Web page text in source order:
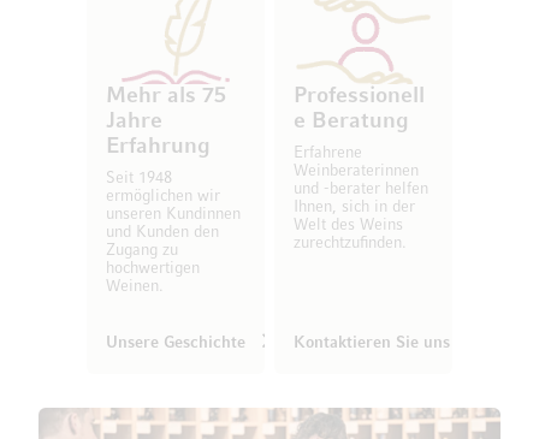
Mehr als 75
Jahre
Erfahrung
Seit 1948
ermöglichen wir
unseren Kundinnen
und Kunden den
Zugang zu
hochwertigen
Weinen.
Unsere Geschichte
Professionell
e Beratung
Erfahrene
Weinberaterinnen
und -berater helfen
Ihnen, sich in der
Welt des Weins
zurechtzufinden.
Kontaktieren Sie uns